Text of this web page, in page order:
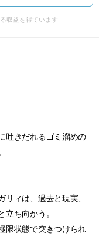
収益を得ています
吐きだれるゴミ溜めの
ィは、過去と現実、
ち向かう。
限状態で突きつけられ